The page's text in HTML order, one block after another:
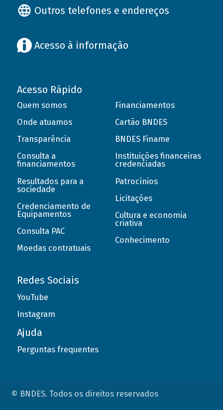
Outros telefones e endereços
Acesso à informação
Acesso Rápido
Quem somos
Onde atuamos
Transparência
Consulta a
financiamentos
Resultados para a
sociedade
Credenciamento de
Equipamentos
Consulta PAC
Moedas contratuais
Financiamentos
Cartão BNDES
BNDES Finame
Instituições financeiras
credenciadas
Patrocínios
Licitações
Cultura e economia
criativa
Conhecimento
Redes Sociais
YouTube
Instagram
Ajuda
Perguntas frequentes
© BNDES. Todos os direitos reservados